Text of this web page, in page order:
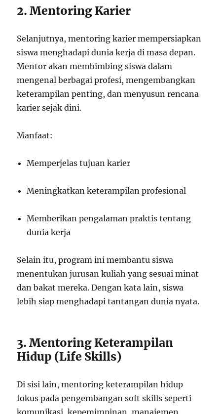
2. Mentoring Karier
Selanjutnya, mentoring karier mempersiapkan
siswa menghadapi dunia kerja di masa depan.
Mentor akan membimbing siswa dalam
mengenal berbagai profesi, mengembangkan
keterampilan penting, dan menyusun rencana
karier sejak dini.
Manfaat:
Memperjelas tujuan karier
Meningkatkan keterampilan profesional
Memberikan pengalaman praktis tentang
dunia kerja
Selain itu, program ini membantu siswa
menentukan jurusan kuliah yang sesuai minat
dan bakat mereka. Dengan kata lain, siswa
lebih siap menghadapi tantangan dunia nyata.
3. Mentoring Keterampilan
Hidup (Life Skills)
Di sisi lain, mentoring keterampilan hidup
fokus pada pengembangan soft skills seperti